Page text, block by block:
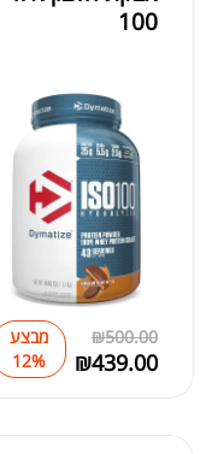
100
₪500.00
₪439.00
מבצע
12%